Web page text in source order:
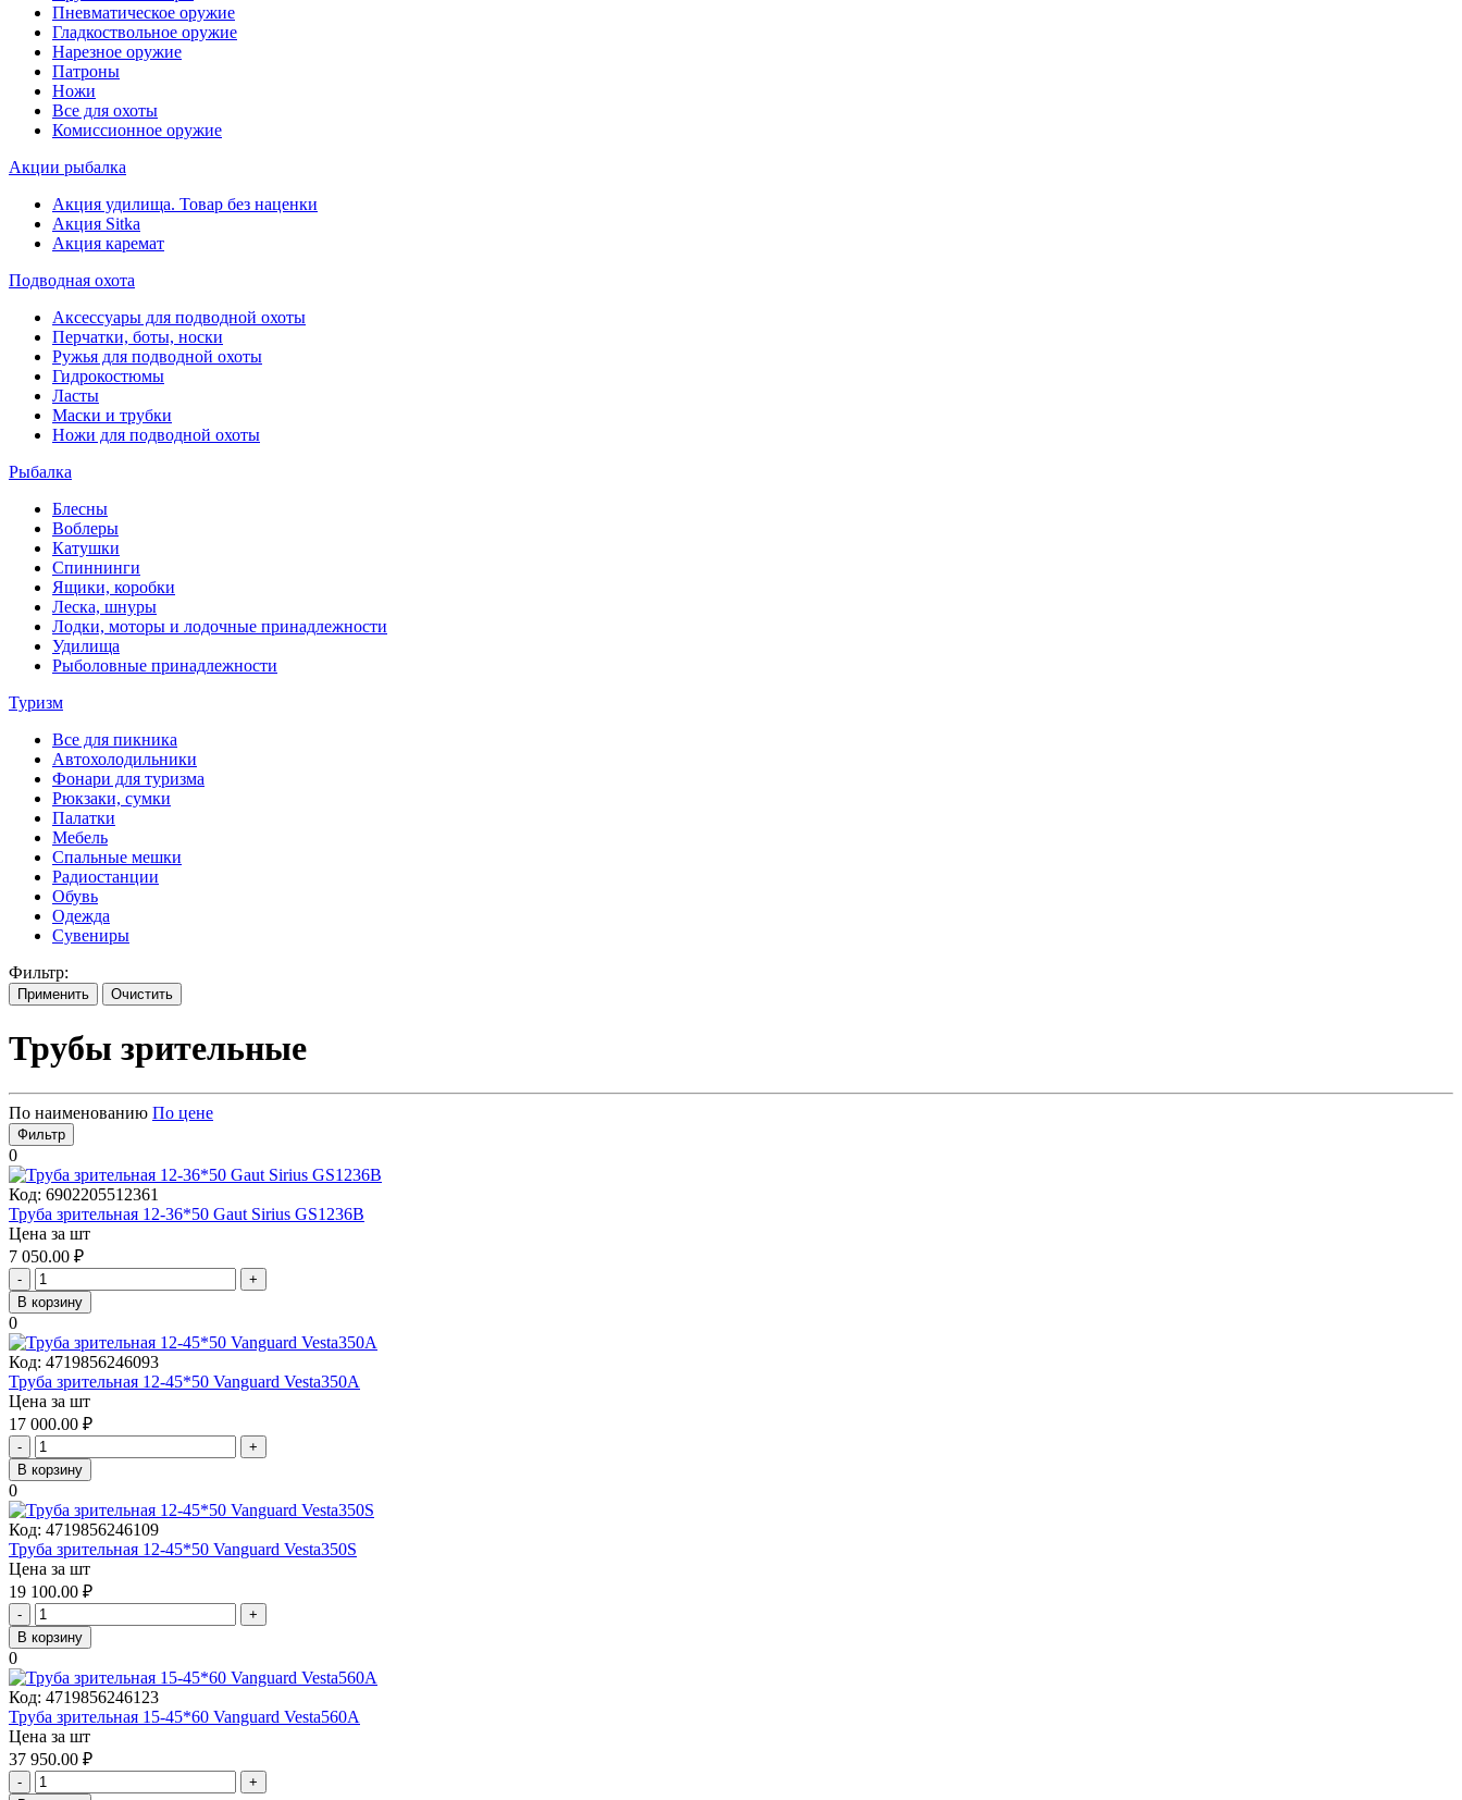
Пневматическое оружие
Гладкоствольное оружие
Нарезное оружие
Патроны
Ножи
Все для охоты
Комиссионное оружие
Акции рыбалка
Акция удилища. Товар без наценки
Акция Sitka
Акция каремат
Подводная охота
Аксессуары для подводной охоты
Перчатки, боты, носки
Ружья для подводной охоты
Гидрокостюмы
Ласты
Маски и трубки
Ножи для подводной охоты
Рыбалка
Блесны
Воблеры
Катушки
Спиннинги
Ящики, коробки
Леска, шнуры
Лодки, моторы и лодочные принадлежности
Удилища
Рыболовные принадлежности
Туризм
Все для пикника
Автохолодильники
Фонари для туризма
Рюкзаки, сумки
Палатки
Мебель
Спальные мешки
Радиостанции
Обувь
Одежда
Сувениры
Фильтр:
Применить Очистить
Трубы зрительные
По наименованию По цене
Фильтр
0
Код: 6902205512361
Труба зрительная 12-36*50 Gaut Sirius GS1236B
Цена за шт
7 050.00 ₽
-
+
В корзину
0
Код: 4719856246093
Труба зрительная 12-45*50 Vanguard Vesta350A
Цена за шт
17 000.00 ₽
-
+
В корзину
0
Код: 4719856246109
Труба зрительная 12-45*50 Vanguard Vesta350S
Цена за шт
19 100.00 ₽
-
+
В корзину
0
Код: 4719856246123
Труба зрительная 15-45*60 Vanguard Vesta560A
Цена за шт
37 950.00 ₽
-
+